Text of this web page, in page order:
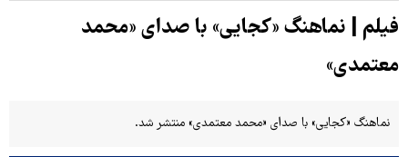
فیلم | نماهنگ «کجایی» با صدای «محمد
معتمدی»
نماهنگ «کجایی» با صدای «محمد معتمدی» منتشر شد.